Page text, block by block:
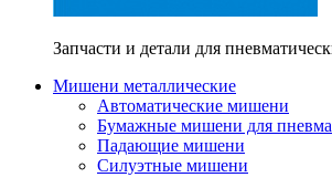
Запчасти и детали для
Мишени металлические
Автоматические мишени
Бумажные мишени для
Падающие мишени
Силуэтные мишени